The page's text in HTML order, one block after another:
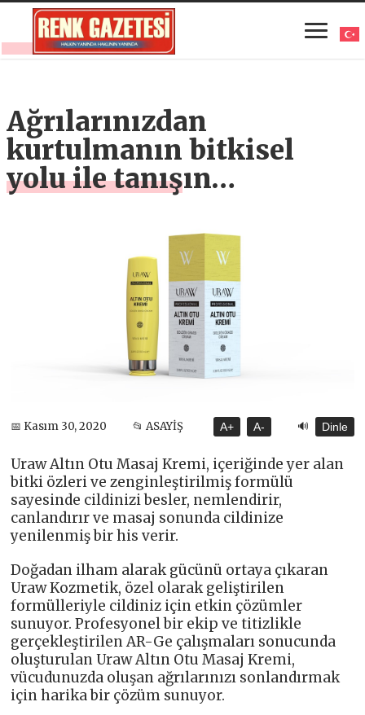
Ağrılarınızdan
kurtulmanın bitkisel
yolu ile tanışın…
📅 Kasım 30, 2020 📂 ASAYİŞ A+ A- 🔊 Dinle
Uraw Altın Otu Masaj Kremi, içeriğinde yer alan
bitki özleri ve zenginleştirilmiş formülü
sayesinde cildinizi besler, nemlendirir,
canlandırır ve masaj sonunda cildinize
yenilenmiş bir his verir.
Doğadan ilham alarak gücünü ortaya çıkaran
Uraw Kozmetik, özel olarak geliştirilen
formülleriyle cildiniz için etkin çözümler
sunuyor. Profesyonel bir ekip ve titizlikle
gerçekleştirilen AR-Ge çalışmaları sonucunda
oluşturulan Uraw Altın Otu Masaj Kremi,
vücudunuzda oluşan ağrılarınızı sonlandırmak
için harika bir çözüm sunuyor.